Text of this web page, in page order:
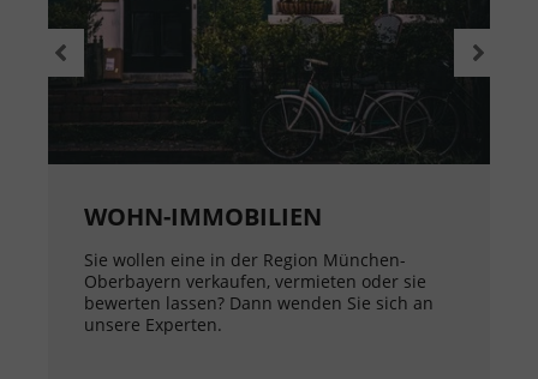
WOHN-IMMOBILIEN
Sie wollen eine in der Region München-
Oberbayern verkaufen, vermieten oder sie
bewerten lassen? Dann wenden Sie sich an
unsere Experten.